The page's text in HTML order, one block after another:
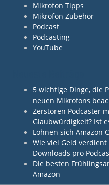
Mikrofon Tipps
Mikrofon Zubehör
Podcast
Podcasting
YouTube
5 wichtige Dinge, die
neuen Mikrofons
Zerstören Podcaster
Glaubwürdigkeit? Ist
Lohnen sich Amazon
Wie viel Geld verdient
Downloads pro
Die besten
Amazon